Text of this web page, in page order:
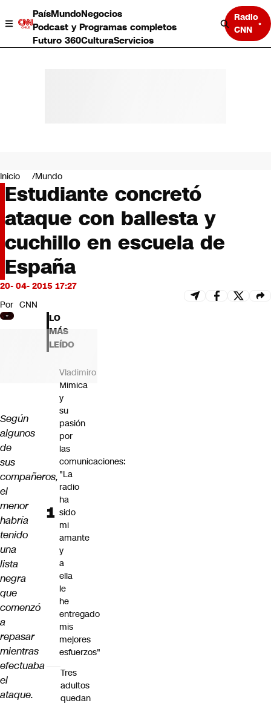
PaísMundoNegocios
Podcast y Programas completos
Futuro 360CulturaServicios
Radio
CNN
Negocios
Deportes
Programas completos
Cultura
Servicios
Bits
CNN tiempo
Futuro 360
Inicio Mundo
Estudiante concretó
ataque con ballesta y
cuchillo en escuela de
España
20- 04- 2015 17:27
Por CNN
Según
algunos
de
sus
compañeros,
el
menor
habría
tenido
una
lista
negra
que
comenzó
a
repasar
mientras
efectuaba
el
ataque.
LO
MÁS
LEÍDO
Vladimiro
Mimica
y
su
pasión
por
las
comunicaciones:
"La
radio
ha
sido
mi
amante
y
a
ella
le
he
entregado
mis
mejores
esfuerzos"
Tres
adultos
quedan